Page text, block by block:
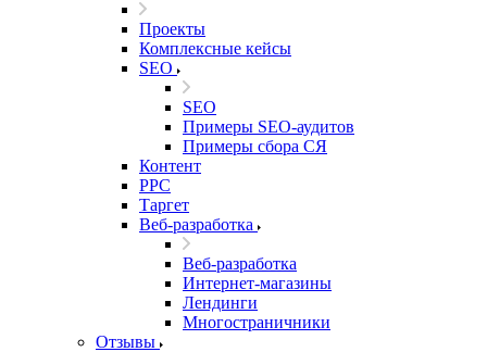
Проекты
Комплексные кейсы
SEO
SEO
Примеры SEO-аудитов
Примеры сбора СЯ
Контент
PPC
Таргет
Веб-разработка
Веб-разработка
Интернет-магазины
Лендинги
Многостраничники
Отзывы